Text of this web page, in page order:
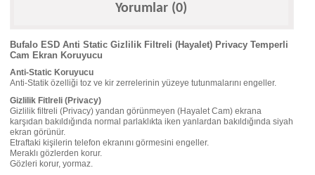
Yorumlar (0)
Bufalo ESD Anti Static Gizlilik Filtreli (Hayalet) Privacy Temperli
Cam Ekran Koruyucu
Anti-Static Koruyucu
Anti-Statik özelliği toz ve kir zerrelerinin yüzeye tutunmalarını engeller.
Gizlilik Fitlreli (Privacy)
Gizlilik filtreli (Privacy) yandan görünmeyen (Hayalet Cam) ekrana
karşıdan bakıldığında normal parlaklıkta iken yanlardan bakıldığında siyah
ekran görünür.
Etraftaki kişilerin telefon ekranını görmesini engeller.
Meraklı gözlerden korur.
Gözleri korur, yormaz.